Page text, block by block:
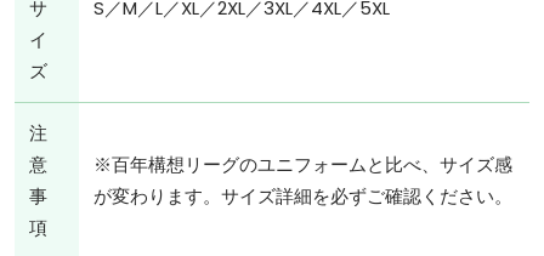
サ
イ
ズ
S／M／L／XL／2XL／3XL／4XL／5XL
注
意
事
項
※百年構想リーグのユニフォームと比べ、サイズ感
が変わります。サイズ詳細を必ずご確認ください。